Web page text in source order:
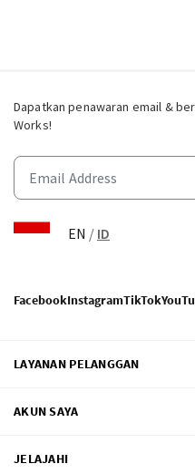
Dapatkan penawaran email &
Works!
EN / ID
FacebookInstagramTikTok
LAYANAN PELANGGAN
AKUN SAYA
JELAJAHI